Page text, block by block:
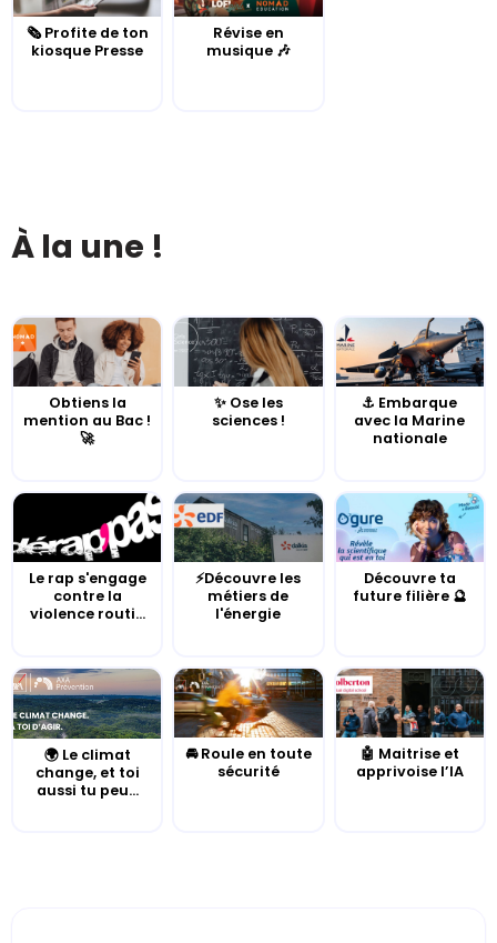
🗞️ Profite de ton
kiosque Presse
Révise en
musique 🎶
À la une !
Obtiens la
mention au Bac !
🚀
✨ Ose les
sciences !
⚓️ Embarque
avec la Marine
nationale
Le rap s'engage
contre la
violence routi...
⚡Découvre les
métiers de
l'énergie
Découvre ta
future filière 🔮
🌍 Le climat
change, et toi
aussi tu peu...
🚘 Roule en toute
sécurité
🤖 Maitrise et
apprivoise l’IA